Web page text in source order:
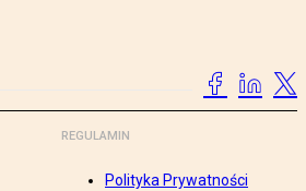
REGULAMIN
Polityka Prywatności